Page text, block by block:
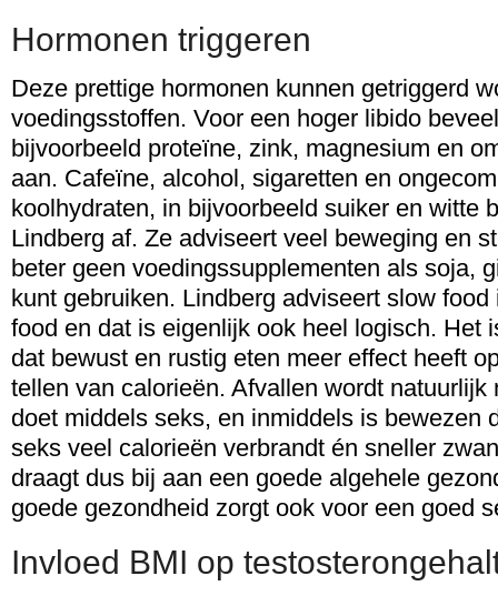
Hormonen triggeren
Deze prettige hormonen kunnen getriggerd
voedingsstoffen. Voor een hoger libido
bijvoorbeeld proteïne, zink, magnesium en
aan. Cafeïne, alcohol, sigaretten en
koolhydraten, in bijvoorbeeld suiker en witte
Lindberg af. Ze adviseert veel beweging en
beter geen voedingssupplementen als soja,
kunt gebruiken. Lindberg adviseert slow
food en dat is eigenlijk ook heel logisch. Het
dat bewust en rustig eten meer effect heeft
tellen van calorieën. Afvallen wordt natuurlijk
doet middels seks, en inmiddels is bewezen
seks veel calorieën verbrandt én sneller
draagt dus bij aan een goede algehele
goede gezondheid zorgt ook voor een goed
Invloed BMI op